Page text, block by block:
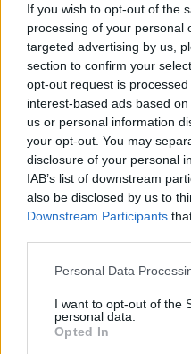
If you wish to opt-out of the
processing of your personal
targeted advertising by us,
section to confirm your
opt-out request is
interest-based ads based
us or personal information
your opt-out. You may
disclosure of your personal
IAB’s list of downstream
also be disclosed by us to
Downstream Participants
Personal Data
I want to opt-out of the
personal data.
Opted In
Δήμου Μαλεβιζίου
16:12
Μαζικές
εργαζόμενους στην
16:10
GLOBAL & REGIONAL
προοπτικές στις αγορές
στην Ευρώπη
16:05